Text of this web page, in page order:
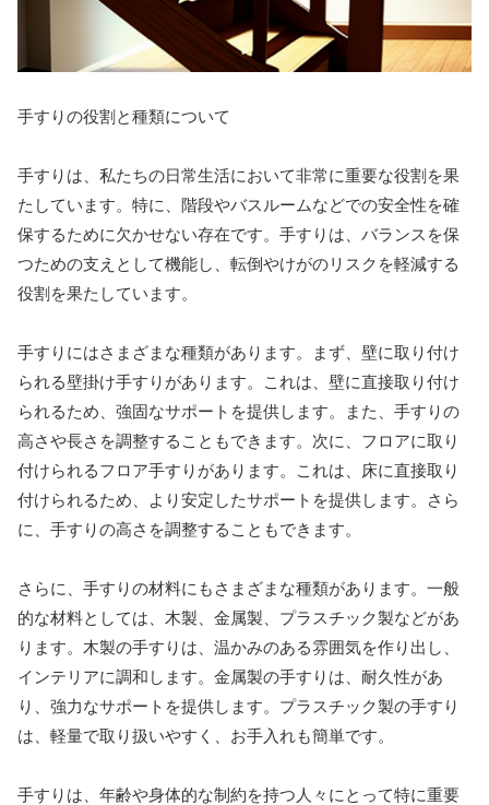
手すりの役割と種類について
手すりは、私たちの日常生活において非常に重要な役割を果
たしています。特に、階段やバスルームなどでの安全性を確
保するために欠かせない存在です。手すりは、バランスを保
つための支えとして機能し、転倒やけがのリスクを軽減する
役割を果たしています。
手すりにはさまざまな種類があります。まず、壁に取り付け
られる壁掛け手すりがあります。これは、壁に直接取り付け
られるため、強固なサポートを提供します。また、手すりの
高さや長さを調整することもできます。次に、フロアに取り
付けられるフロア手すりがあります。これは、床に直接取り
付けられるため、より安定したサポートを提供します。さら
に、手すりの高さを調整することもできます。
さらに、手すりの材料にもさまざまな種類があります。一般
的な材料としては、木製、金属製、プラスチック製などがあ
ります。木製の手すりは、温かみのある雰囲気を作り出し、
インテリアに調和します。金属製の手すりは、耐久性があ
り、強力なサポートを提供します。プラスチック製の手すり
は、軽量で取り扱いやすく、お手入れも簡単です。
手すりは、年齢や身体的な制約を持つ人々にとって特に重要